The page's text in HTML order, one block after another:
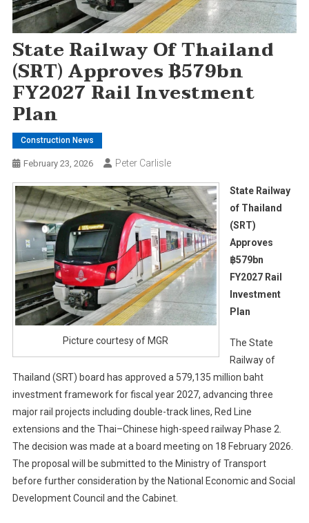
State Railway Of Thailand
(SRT) Approves ฿579bn
FY2027 Rail Investment
Plan
Construction News
February 23, 2026 Peter Carlisle
Picture courtesy of MGR
State Railway
of Thailand
(SRT)
Approves
฿579bn
FY2027 Rail
Investment
Plan
The State
Railway of
Thailand (SRT) board has approved a 579,135 million baht
investment framework for fiscal year 2027, advancing three
major rail projects including double-track lines, Red Line
extensions and the Thai–Chinese high-speed railway Phase 2.
The decision was made at a board meeting on 18 February 2026.
The proposal will be submitted to the Ministry of Transport
before further consideration by the National Economic and Social
Development Council and the Cabinet.